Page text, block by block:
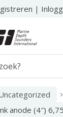
|
anode (4″)